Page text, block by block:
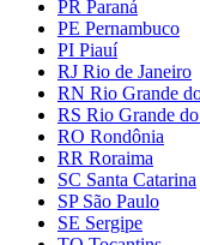
PR Paraná
PE Pernambuco
PI Piauí
RJ Rio de Janeiro
RN Rio Grande
RS Rio Grande
RO Rondônia
RR Roraima
SC Santa Catarina
SP São Paulo
SE Sergipe